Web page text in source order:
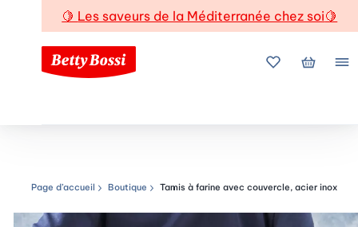
🍋 Les saveurs de la Méditerranée chez soi🍋
Mes favoris
Mon
Chemin de navigation
Page d’accueil Boutique Tamis à farine avec couvercle, acier inox